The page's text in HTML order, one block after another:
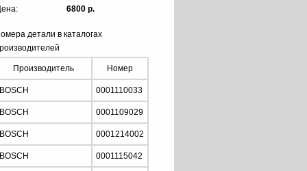
6800 р.
детали в каталогах
Производитель Номер
BOSCH 0001110033
BOSCH 0001109029
BOSCH 0001214002
BOSCH 0001115042